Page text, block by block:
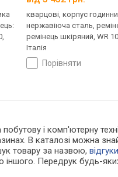
кварцові, корпус
нержавіюча сталь,
ремінець шкіряний, WR
Італія
порівняти
побутову і комп'ютерну
В каталозі можна
товару за назвою,відгуки
іншого. Передрук будь-